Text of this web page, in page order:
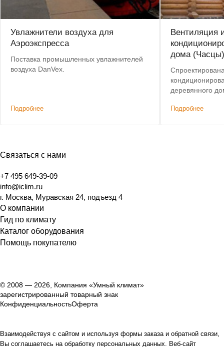
Увлажнители воздуха для
Аэроэкспресса
Поставка промышленных увлажнителей
воздуха DanVex.
Подробнее
Вентиляция
дома (Часцы)
деревянного
Подробнее
Связаться с нами
+7 495 649-39-09
info@iclim.ru
г. Москва, Муравская 24, подъезд 4
О компании
Гид по климату
Каталог оборудования
Помощь покупателю
© 2008 — 2026, Компания «Умный климат»
зарегистрированный товарный знак
КонфиденциальностьОферта
Взаимодействуя с сайтом и используя формы заказа и обратной связи,
Вы соглашаетесь на обработку персональных данных. Веб-сайт